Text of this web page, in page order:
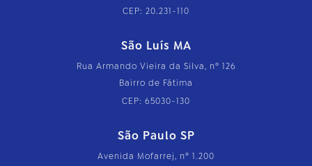
CEP: 20.231-110
São Luís MA
Rua Armando Vieira da Silva, nº 126
Bairro de Fátima
CEP: 65030-130
São Paulo SP
Avenida Mofarrej, nº 1.200